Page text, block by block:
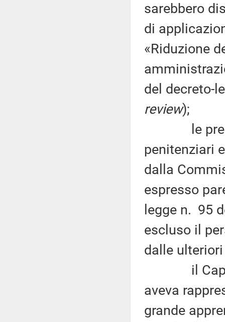
sarebbero
di
«Riduzione
del decreto-
review);
le
penitenziari
dalla
espresso
legge n. 95
escluso il
dalle
il Capo
aveva
grande